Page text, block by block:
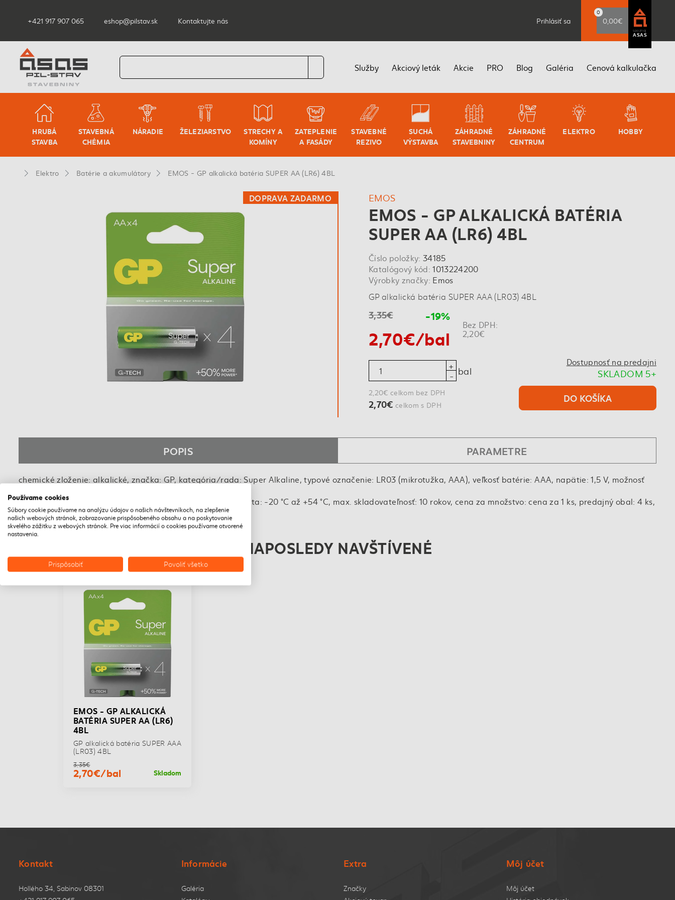
+421 917 907 065 eshop@pilstav.sk Kontaktujte nás Prihlásiť sa
0
0,00€
spoznaj
ASAS
Služby Akciový leták Akcie PRO Blog Galéria Cenová kalkulačka
HRUBÁ
STAVBA
STAVEBNÁ
CHÉMIA
NÁRADIE ŽELEZIARSTVO
STRECHY A
KOMÍNY
ZATEPLENIE
A FASÁDY
STAVEBNÉ
REZIVO
SUCHÁ
VÝSTAVBA
ZÁHRADNÉ
STAVEBNINY
ZÁHRADNÉ
CENTRUM
ELEKTRO HOBBY
Elektro Batérie a akumulátory EMOS - GP alkalická batéria SUPER AA (LR6) 4BL
DOPRAVA ZADARMO EMOS
EMOS - GP ALKALICKÁ BATÉRIA
SUPER AA (LR6) 4BL
Číslo položky: 34185
Katalógový kód:1013224200
Výrobky značky: Emos
GP alkalická batéria SUPER AAA (LR03) 4BL
3,35€ -19%
2,70€/bal
Bez DPH:
2,20€
bal
2,20€ celkom bez DPH
2,70€ celkom s DPH
Dostupnosť na predajni
SKLADOM 5+
DO KOŠÍKA
POPIS PARAMETRE
chemické zloženie: alkalické, značka: GP, kategória/rada: Super Alkaline, typové označenie: LR03 (mikrotužka, AAA), veľkosť batérie: AAA, napätie: 1,5 V, možnosť
rozmer: 10,5 × 44,5 mm, hmotnosť: 11,4 g, prevádzková teplota: -20 °C až +54 °C, max. skladovateľnosť: 10 rokov, cena za množstvo: cena za 1 ks, predajný obal: 4 ks,
blister, záručná doba: 2 roky
NAPOSLEDY NAVŠTÍVENÉ
EMOS - GP ALKALICKÁ
BATÉRIA SUPER AA (LR6)
4BL
GP alkalická batéria SUPER AAA
(LR03) 4BL
3,35€
2,70€/bal Skladom
Kontakt
Hollého 34, Sabinov 08301
Informácie
Galéria
Extra
Značky
Môj účet
Môj účet
Používame cookies
Súbory cookie používame na analýzu údajov o našich návštevníkoch, na zlepšenie
našich webových stránok, zobrazovanie prispôsobeného obsahu a na poskytovanie
skvelého zážitku z webových stránok. Pre viac informácií o cookies používame otvorené
nastavenia.
Prispôsobiť Povoliť všetko